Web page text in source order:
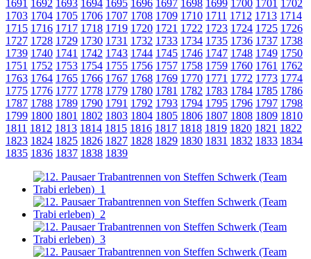
1691 1692 1693 1694 1695 1696 1697 1698 1699 1700 1701 1702
1703 1704 1705 1706 1707 1708 1709 1710 1711 1712 1713 1714
1715 1716 1717 1718 1719 1720 1721 1722 1723 1724 1725 1726
1727 1728 1729 1730 1731 1732 1733 1734 1735 1736 1737 1738
1739 1740 1741 1742 1743 1744 1745 1746 1747 1748 1749 1750
1751 1752 1753 1754 1755 1756 1757 1758 1759 1760 1761 1762
1763 1764 1765 1766 1767 1768 1769 1770 1771 1772 1773 1774
1775 1776 1777 1778 1779 1780 1781 1782 1783 1784 1785 1786
1787 1788 1789 1790 1791 1792 1793 1794 1795 1796 1797 1798
1799 1800 1801 1802 1803 1804 1805 1806 1807 1808 1809 1810
1811 1812 1813 1814 1815 1816 1817 1818 1819 1820 1821 1822
1823 1824 1825 1826 1827 1828 1829 1830 1831 1832 1833 1834
1835 1836 1837 1838 1839